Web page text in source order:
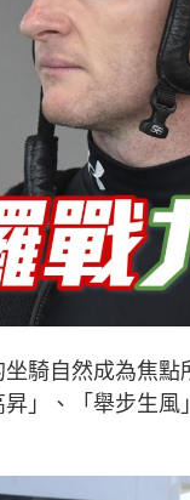
騎自然成為焦
」、「舉步生